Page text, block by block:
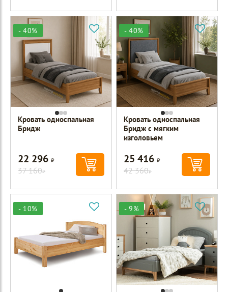
- 40%
Кровать односпальная
Бридж
22 296Р
37 160Р
- 40%
Кровать односпальная
Бридж с мягким
изголовьем
25 416Р
42 360Р
- 10% - 9%